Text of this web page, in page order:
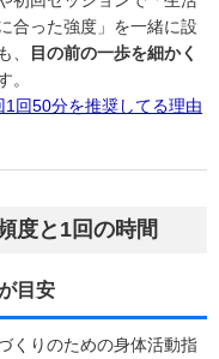
合った強度」を一緒に設
、
目の前の一歩を細かく
。
回50分を推奨してる理由
度と1回の時間
目安
くりのための身体活動指